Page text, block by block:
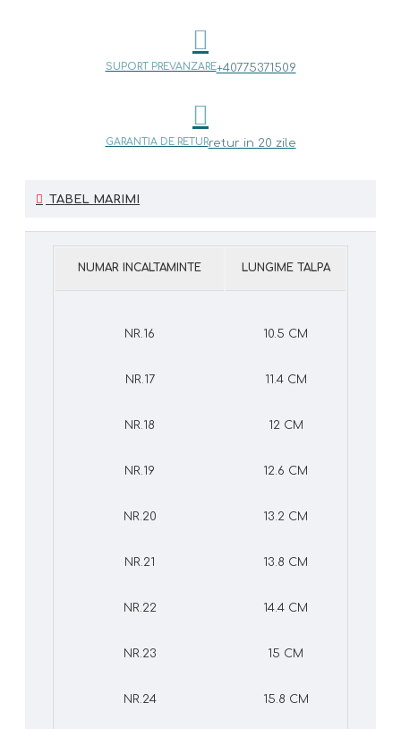
SUPORT PREVANZARE+40775371509
GARANTIA DE RETURretur in 20 zile
TABEL MARIMI
NUMAR INCALTAMINTE LUNGIME TALPA
NR.16 10.5 CM
NR.17 11.4 CM
NR.18 12 CM
NR.19 12.6 CM
NR.20 13.2 CM
NR.21 13.8 CM
NR.22 14.4 CM
NR.23 15 CM
NR.24 15.8 CM